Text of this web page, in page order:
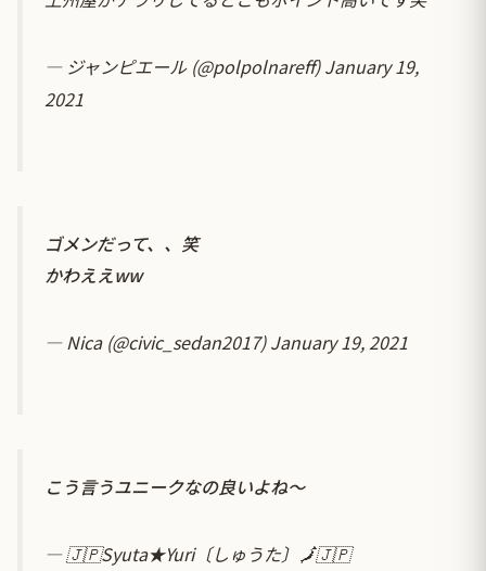
— ジャンピエール (@polpolnareff)January 19,
2021
ゴメンだって、、笑
かわええww
— Nica (@civic_sedan2017)January 19, 2021
こう言うユニークなの良いよね〜
— 🇯🇵Syuta★Yuri〔しゅうた〕🗾🇯🇵